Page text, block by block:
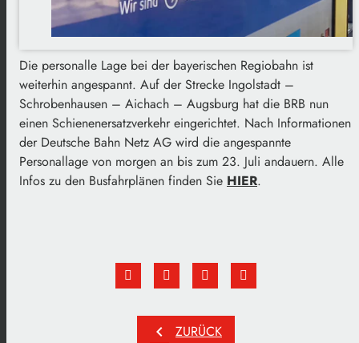
Die personalle Lage bei der bayerischen Regiobahn ist
weiterhin angespannt. Auf der Strecke Ingolstadt –
Schrobenhausen – Aichach – Augsburg hat die BRB nun
einen Schienenersatzverkehr eingerichtet. Nach Informationen
der Deutsche Bahn Netz AG wird die angespannte
Personallage von morgen an bis zum 23. Juli andauern. Alle
Infos zu den Busfahrplänen finden Sie HIER.
chevron_left ZURÜCK